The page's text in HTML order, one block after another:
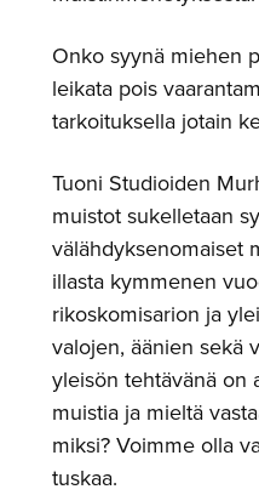
Onko syynä miehen
leikata pois
tarkoituksella jotain
Tuoni Studioiden
muistot sukelletaan
välähdyksenomaiset
illasta kymmenen
rikoskomisarion ja
valojen, äänien sekä
yleisön tehtävänä on
muistia ja mieltä
miksi? Voimme olla
tuskaa.